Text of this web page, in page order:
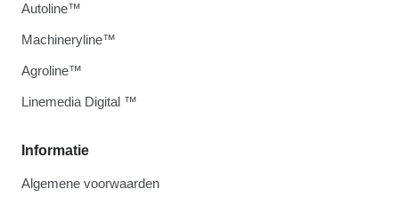
Informatie
Algemene voorwaarden
Autoline™
Machineryline™
Agroline™
Linemedia Digital ™